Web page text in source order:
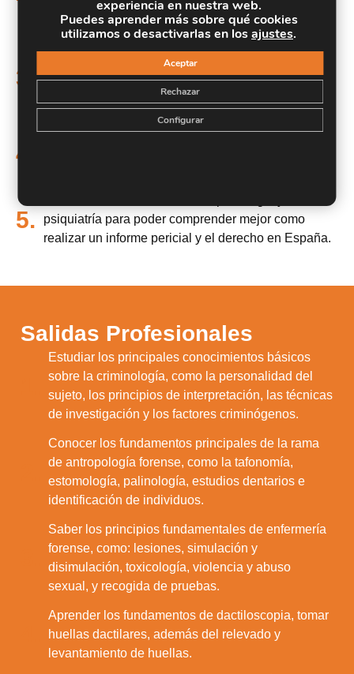
identificación de individuos.
3.
Saber los principios fundamentales de enfermería
forense, como: lesiones, simulación y disimulación,
toxicología, violencia y abuso sexual, y recogida de
pruebas.
4.
Aprender los fundamentos de dactiloscopia, tomar
5.
psiquiatría para poder comprender mejor como
realizar un informe pericial y el derecho en España.
Salidas Profesionales
Estudiar los principales conocimientos básicos
sobre la criminología, como la personalidad del
sujeto, los principios de interpretación, las técnicas
de investigación y los factores criminógenos.
Conocer los fundamentos principales de la rama
de antropología forense, como la tafonomía,
estomología, palinología, estudios dentarios e
identificación de individuos.
Saber los principios fundamentales de enfermería
forense, como: lesiones, simulación y
disimulación, toxicología, violencia y abuso
sexual, y recogida de pruebas.
Aprender los fundamentos de dactiloscopia, tomar
huellas dactilares, además del relevado y
levantamiento de huellas.
experiencia en nuestra web.
Puedes aprender más sobre qué cookies
utilizamos o desactivarlas en losajustes.
Aceptar
Rechazar
Configurar